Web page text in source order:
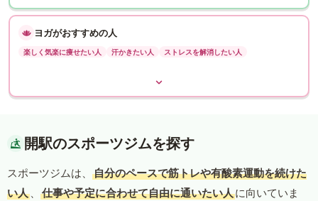
ヨガがおすすめの人
楽しく気楽に痩せたい人 汗かきたい人 ストレスを解消したい人
開駅のスポーツジムを探す
スポーツジムは、
自分のペースで筋トレや有酸素運動を続けた
い人 、 仕事や予定に合わせて自由に通いたい人に向いていま